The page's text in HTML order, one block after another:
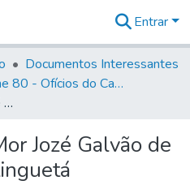
na
Entrar
Documentos Interessantes
Volume 80 - Ofícios do Capitão General Martim Lopes Lobo de Saldanha (1777-1780)
Para o Sargento Mor Jozé Galvão de França, de Goaratinguetá
Jozé Galvão de